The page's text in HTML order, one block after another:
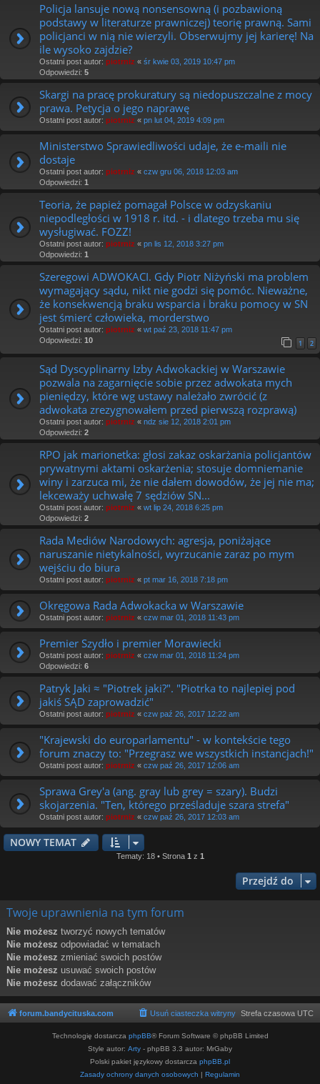
Policja lansuje nową nonsensowną (i pozbawioną
podstawy w literaturze prawniczej) teorię prawną. Sami
policjanci w nią nie wierzyli. Obserwujmy jej karierę! Na
ile wysoko zajdzie?
Ostatni post autor: piotrniz « śr kwie 03, 2019 10:47 pm
Odpowiedzi: 5
Skargi na pracę prokuratury są niedopuszczalne z mocy
prawa. Petycja o jego naprawę
Ostatni post autor: piotrniz « pn lut 04, 2019 4:09 pm
Ministerstwo Sprawiedliwości udaje, że e-maili nie
dostaje
Ostatni post autor: piotrniz « czw gru 06, 2018 12:03 am
Odpowiedzi: 1
Teoria, że papież pomagał Polsce w odzyskaniu
niepodległości w 1918 r. itd. - i dlatego trzeba mu się
wysługiwać. FOZZ!
Ostatni post autor: piotrniz « pn lis 12, 2018 3:27 pm
Odpowiedzi: 1
Szeregowi ADWOKACI. Gdy Piotr Niżyński ma problem
wymagający sądu, nikt nie godzi się pomóc. Nieważne,
że konsekwencją braku wsparcia i braku pomocy w SN
jest śmierć człowieka, morderstwo
Ostatni post autor: piotrniz « wt paź 23, 2018 11:47 pm
Odpowiedzi: 10 1 2
Sąd Dyscyplinarny Izby Adwokackiej w Warszawie
pozwala na zagarnięcie sobie przez adwokata mych
pieniędzy, które wg ustawy należało zwrócić (z
adwokata zrezygnowałem przed pierwszą rozprawą)
Ostatni post autor: piotrniz « ndz sie 12, 2018 2:01 pm
Odpowiedzi: 2
RPO jak marionetka: głosi zakaz oskarżania policjantów
prywatnymi aktami oskarżenia; stosuje domniemanie
winy i zarzuca mi, że nie dałem dowodów, że jej nie ma;
lekceważy uchwałę 7 sędziów SN...
Ostatni post autor: piotrniz « wt lip 24, 2018 6:25 pm
Odpowiedzi: 2
Rada Mediów Narodowych: agresja, poniżające
naruszanie nietykalności, wyrzucanie zaraz po mym
wejściu do biura
Ostatni post autor: piotrniz « pt mar 16, 2018 7:18 pm
Okręgowa Rada Adwokacka w Warszawie
Ostatni post autor: piotrniz « czw mar 01, 2018 11:43 pm
Premier Szydło i premier Morawiecki
Ostatni post autor: piotrniz « czw mar 01, 2018 11:24 pm
Odpowiedzi: 6
Patryk Jaki ≈ "Piotrek jaki?". "Piotrka to najlepiej pod
jakiś SĄD zaprowadzić"
Ostatni post autor: piotrniz « czw paź 26, 2017 12:22 am
"Krajewski do europarlamentu" - w kontekście tego
forum znaczy to: "Przegrasz we wszystkich instancjach!"
Ostatni post autor: piotrniz « czw paź 26, 2017 12:06 am
Sprawa Grey'a (ang. gray lub grey = szary). Budzi
skojarzenia. "Ten, którego prześladuje szara strefa"
Ostatni post autor: piotrniz « czw paź 26, 2017 12:03 am
NOWY TEMAT
Tematy: 18 • Strona 1 z 1
Przejdź do
Twoje uprawnienia na tym forum
Nie możesz tworzyć nowych tematów
Nie możesz odpowiadać w tematach
Nie możesz zmieniać swoich postów
Nie możesz usuwać swoich postów
Nie możesz dodawać załączników
forum.bandycituska.com Strefa czasowa UTC
Usuń ciasteczka witryny
Technologię dostarcza phpBB® Forum Software © phpBB Limited
Style autor: Arty - phpBB 3.3 autor: MrGaby
Polski pakiet językowy dostarcza phpBB.pl
Zasady ochrony danych osobowych | Regulamin